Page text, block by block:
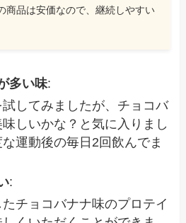
商品は安価なので、継続しやすい
多い味:
試してみましたが、チョコバ
しいかな？と気に入りまし
運動後の毎日2回飲んでま
:
たチョコバナナ味のプロテイ